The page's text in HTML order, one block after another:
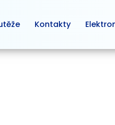
Kontakty